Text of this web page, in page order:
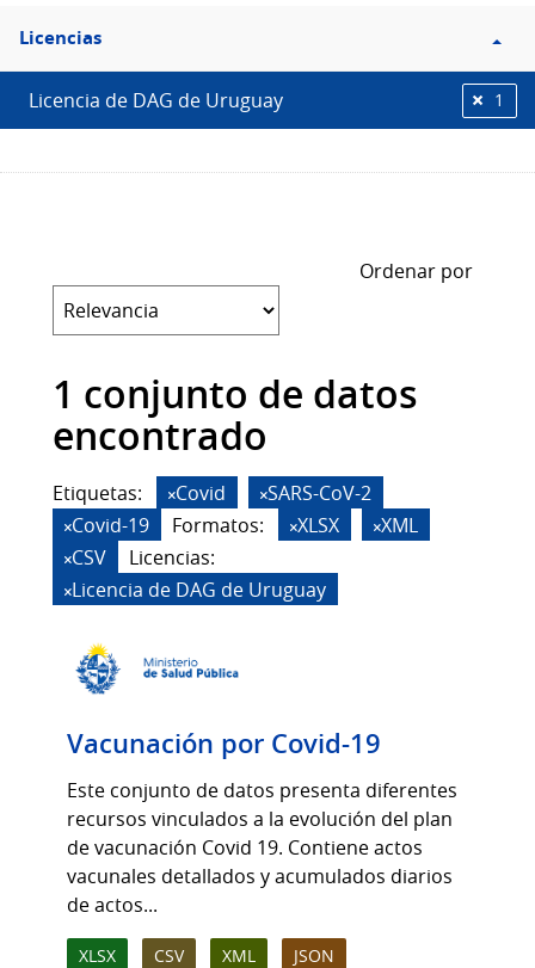
Filtro
Licencias
Licencias
Licencia de DAG de Uruguay 1
Ordenar por
1 conjunto de datos
encontrado
Etiquetas: Covid
SARS-CoV-2
Covid-19
Formatos: XLSX
XML
CSV
Licencias:
Licencia de DAG de Uruguay
Vacunación por Covid-19
Este conjunto de datos presenta diferentes
recursos vinculados a la evolución del plan
de vacunación Covid 19. Contiene actos
vacunales detallados y acumulados diarios
de actos...
XLSX CSV XML JSON